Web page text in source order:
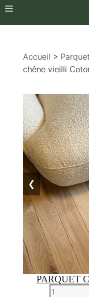
contenu
Menu
Accueil >
chêne vieilli
❮
PARQUET
quantité